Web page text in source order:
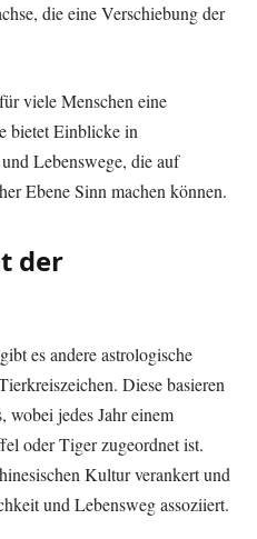
die eine Verschiebung der
viele Menschen eine
bietet Einblicke in
Lebenswege, die auf
Ebene Sinn machen können.
der
es andere astrologische
Diese basieren
jedes Jahr einem
oder Tiger zugeordnet ist.
Kultur verankert und
und Lebensweg assoziiert.